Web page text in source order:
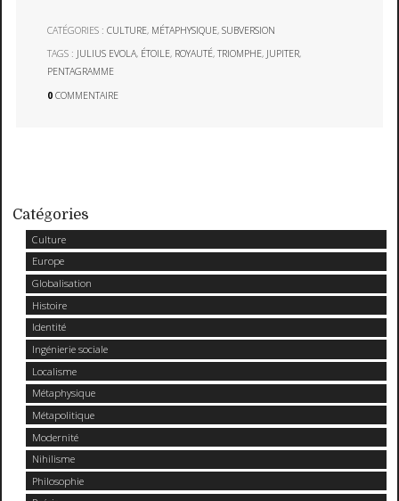
Catégories
Culture
Europe
Globalisation
Histoire
Identité
Ingénierie sociale
Localisme
Métaphysique
Métapolitique
Modernité
Nihilisme
Philosophie
CATÉGORIES :CULTURE, MÉTAPHYSIQUE,SUBVERSION
TAGS : JULIUS EVOLA, ÉTOILE, ROYAUTÉ,TRIOMPHE, JUPITER,
PENTAGRAMME
0 COMMENTAIRE